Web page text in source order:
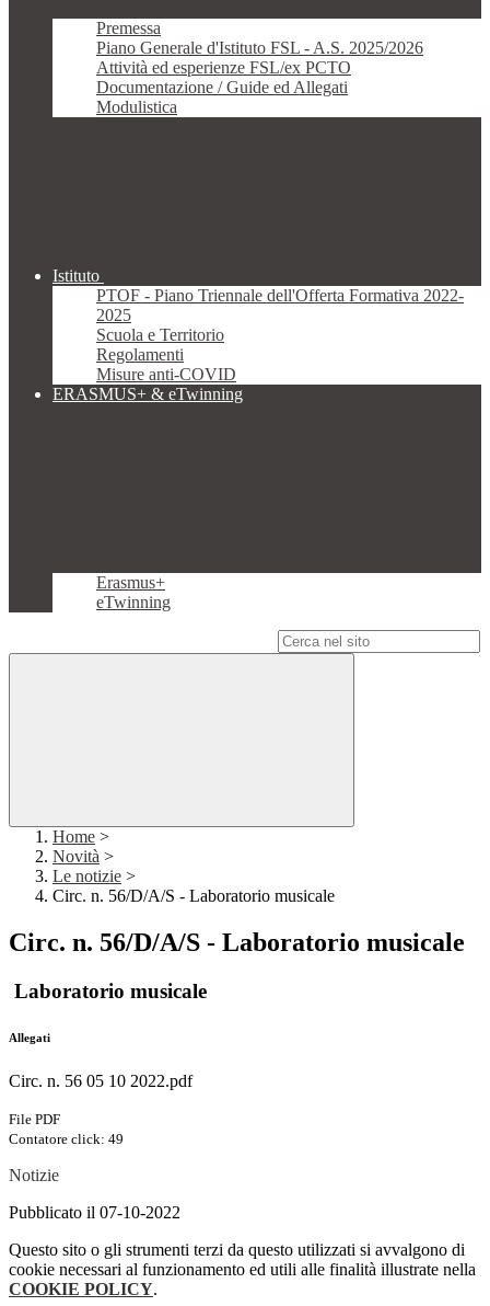
Premessa
Piano Generale d'Istituto FSL - A.S. 2025/2026
Attività ed esperienze FSL/ex PCTO
Documentazione / Guide ed Allegati
Modulistica
Istituto
PTOF - Piano Triennale dell'Offerta Formativa 2022-
2025
Scuola e Territorio
Regolamenti
Misure anti-COVID
ERASMUS+ & eTwinning
Erasmus+
eTwinning
Home >
Novità >
Le notizie >
Circ. n. 56/D/A/S - Laboratorio musicale
Circ. n. 56/D/A/S - Laboratorio musicale
Laboratorio musicale
Allegati
Circ. n. 56 05 10 2022.pdf
File PDF
Contatore click: 49
Notizie
Pubblicato il 07-10-2022
Questo sito o gli strumenti terzi da questo utilizzati si avvalgono di
cookie necessari al funzionamento ed utili alle finalità illustrate nella
COOKIE POLICY.